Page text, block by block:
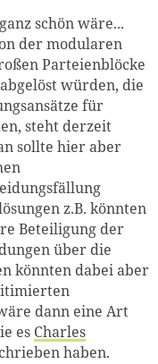
schön wäre...
der modularen
Parteienblöcke
würden, die
für
steht derzeit
sollte hier aber
z.B. könnten
Beteiligung der
über die
könnten dabei aber
dann eine Art
es Charles
haben.